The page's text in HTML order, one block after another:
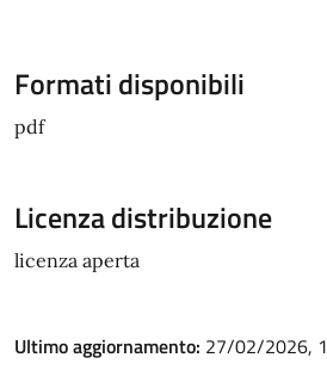
Formati disponibili
pdf
Licenza distribuzione
licenza aperta
Ultimo aggiornamento: 27/02/2026,